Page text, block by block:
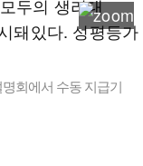
회에서 수동 지급기